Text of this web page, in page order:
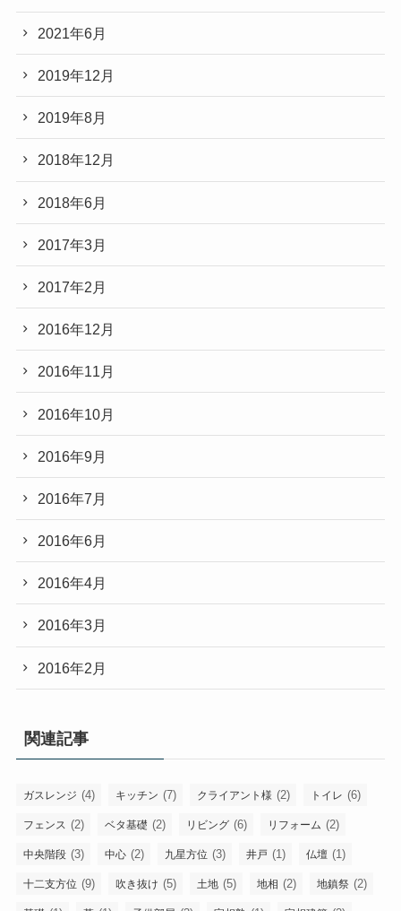
2021年6月
2019年12月
2019年8月
2018年12月
2018年6月
2017年3月
2017年2月
2016年12月
2016年11月
2016年10月
2016年9月
2016年7月
2016年6月
2016年4月
2016年3月
2016年2月
関連記事
ガスレンジ (4) キッチン (7) クライアント様 (2) トイレ (6)
フェンス (2) ベタ基礎 (2) リビング (6) リフォーム (2)
中央階段 (3) 中心 (2) 九星方位 (3) 井戸 (1) 仏壇 (1)
十二支方位 (9) 吹き抜け (5) 土地 (5) 地相 (2) 地鎮祭 (2)